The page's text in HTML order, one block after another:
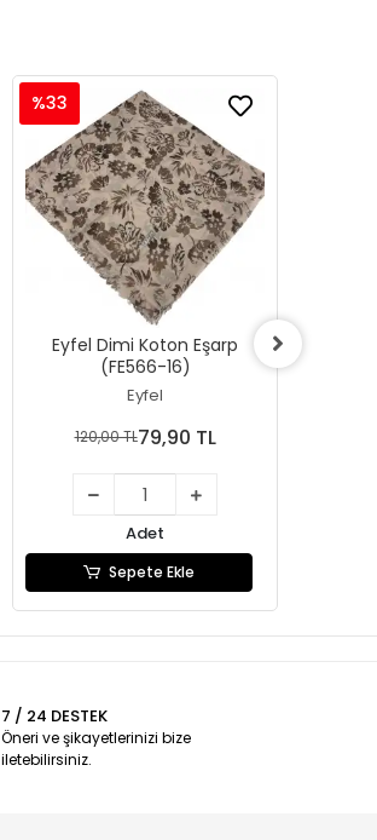
Eyfel Dimi Koton Eşarp
(FE566-16)
Eyfel
%33
120,00 TL79,90 TL
Adet
Sepete Ekle
7 / 24 DESTEK
Öneri ve şikayetlerinizi bize
iletebilirsiniz.